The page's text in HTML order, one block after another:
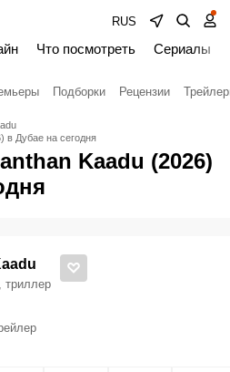
RUS
Что посмотреть Сериалы
Подборки Рецензии
в Дубае на сегодня
Kaadu (2026)
триллер